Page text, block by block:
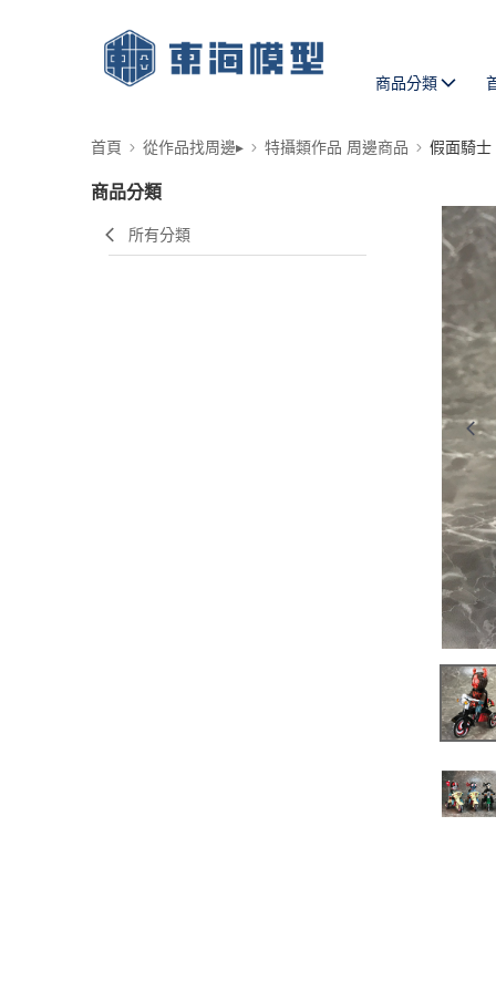
商品分類
首頁 從作品找周邊▸ 特攝類作品 周邊商品 假面騎士
商品分類
所有分類